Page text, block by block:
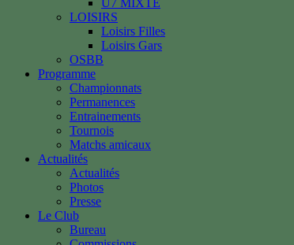
U7 MIXTE
LOISIRS
Loisirs Filles
Loisirs Gars
OSBB
Programme
Championnats
Permanences
Entrainements
Tournois
Matchs amicaux
Actualités
Actualités
Photos
Presse
Le Club
Bureau